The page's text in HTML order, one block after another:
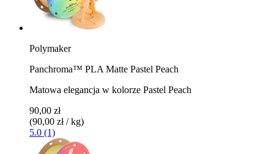
Polymaker
Panchroma™ PLA Matte Pastel Peach
Matowa elegancja w kolorze Pastel Peach
90,00 zł
(90,00 zł / kg)
5.0 (1)